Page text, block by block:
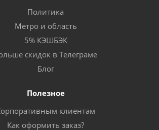
Политика
Метро и область
5% КЭШБЭК
скидок в Телеграме
Блог
Полезное
клиентам
Как оформить заказ?